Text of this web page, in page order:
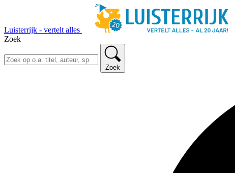
Luisterrijk - vertelt alles
Zoek
Zoek